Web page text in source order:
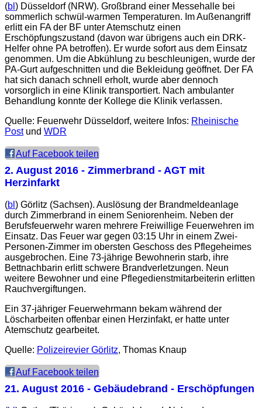
(bl ) Düsseldorf (NRW). Großbrand einer Messehalle bei
sommerlich schwül-warmen Temperaturen. Im Außenangriff
erlitt ein FA der BF unter Atemschutz einen
Erschöpfungszustand (davon war übrigens auch ein DRK-
Helfer ohne PA betroffen). Er wurde sofort aus dem Einsatz
genommen. Um die Abkühlung zu beschleunigen, wurde der
PA-Gurt aufgeschnitten und die Bekleidung geöffnet. Der FA
hat sich danach schnell erholt, wurde aber dennoch
vorsorglich in eine Klinik transportiert. Nach ambulanter
Behandlung konnte der Kollege die Klinik verlassen.
Quelle: Feuerwehr Düsseldorf, weitere Infos: Rheinische
Postund WDR
Auf Facebook teilen
2. August 2016 - Zimmerbrand - AGT mit
Herzinfarkt
(bl ) Görlitz (Sachsen). Auslösung der Brandmeldeanlage
durch Zimmerbrand in einem Seniorenheim. Neben der
Berufsfeuerwehr waren mehrere Freiwillige Feuerwehren im
Einsatz. Das Feuer war gegen 03:15 Uhr in einem Zwei-
Personen-Zimmer im obersten Geschoss des Pflegeheimes
ausgebrochen. Eine 73-jährige Bewohnerin starb, ihre
Bettnachbarin erlitt schwere Brandverletzungen. Neun
weitere Bewohner und eine Pflegedienstmitarbeiterin erlitten
Rauchvergiftungen.
Ein 37-jähriger Feuerwehrmann bekam während der
Löscharbeiten offenbar einen Herzinfakt, er hatte unter
Atemschutz gearbeitet.
Quelle: Polizeirevier Görlitz, Thomas Knaup
Auf Facebook teilen
21. August 2016 - Gebäudebrand - Erschöpfungen